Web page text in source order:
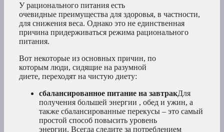
У рационального питания есть
очевидные преимущества для здоровья, в частности,
для снижения веса. Однако это не единственная
причина придерживаться режима рационального
питания.
Вот некоторые из основных причин, по
которым люди, сидящие на разумной
диете, переходят на чистую диету:
сбалансированное питание на завтракДля
получения большей энергии , обед и ужин, а
также сбалансированные перекусы – это самый
простой способ повысить уровень
энергии. Всегда следите за потреблением